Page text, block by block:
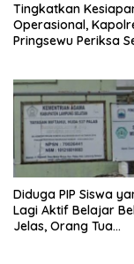
Tingkatkan
Operasional,
Pringsewu Periksa
‎Diduga PIP Siswa
Lagi Aktif Belajar
Jelas, Orang Tua